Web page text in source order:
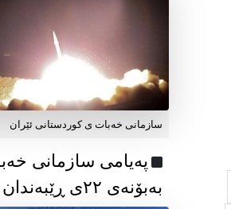
سازمانی خەبات ی کوردستانی ئێران
پەیامی سازمانی
بەبۆنەی ۲۲ی ڕێبەندان